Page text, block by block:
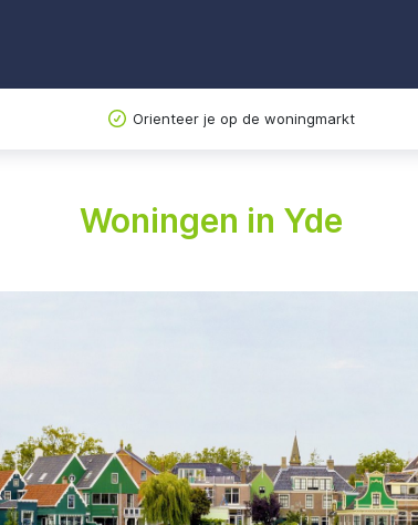
Orienteer je op de woningmarkt
Woningen in Yde